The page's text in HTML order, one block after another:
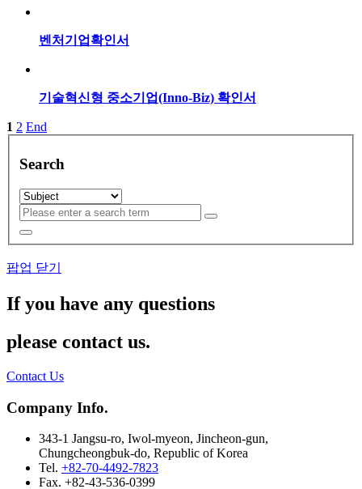
벤처기업확인서
기술혁신형 중소기업(Inno-Biz) 확인서
1 2 End
Search
팝업 닫기
If you have any questions
please contact us.
Contact Us
Company Info.
343-1 Jangsu-ro, Iwol-myeon, Jincheon-gun,
Chungcheongbuk-do, Republic of Korea
Tel. +82-70-4492-7823
Fax. +82-43-536-0399